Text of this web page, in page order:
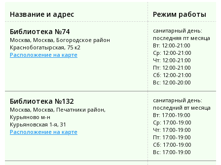
Название и адрес
Режим работы
Библиотека №74
Москва, Москва, Богородское район
Краснобогатырская, 75 к2
Расположение на карте
санитарный день:
последняя пт месяца
Вт: 12:00-21:00
Ср: 12:00-21:00
Чт: 12:00-21:00
Пт: 12:00-21:00
Сб: 12:00-21:00
Вс: 12:00-20:00
Библиотека №132
Москва, Москва, Печатники район,
Курьяново м-н
Курьяновская 1-я, 31
Расположение на карте
санитарный день:
последний вт месяца
Вт: 17:00-19:00
Ср: 17:00-19:00
Чт: 17:00-19:00
Пт: 17:00-19:00
Сб: 17:00-19:00
Вс: 17:00-19:00